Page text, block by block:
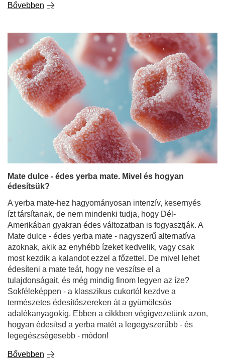
Bővebben
Mate dulce - édes yerba mate. Mivel és hogyan
édesítsük?
A yerba mate-hez hagyományosan intenzív, kesernyés
ízt társítanak, de nem mindenki tudja, hogy Dél-
Amerikában gyakran édes változatban is fogyasztják. A
Mate dulce - édes yerba mate - nagyszerű alternatíva
azoknak, akik az enyhébb ízeket kedvelik, vagy csak
most kezdik a kalandot ezzel a főzettel. De mivel lehet
édesíteni a mate teát, hogy ne veszítse el a
tulajdonságait, és még mindig finom legyen az íze?
Sokféleképpen - a klasszikus cukortól kezdve a
természetes édesítőszereken át a gyümölcsös
adalékanyagokig. Ebben a cikkben végigvezetünk azon,
hogyan édesítsd a yerba matét a legegyszerűbb - és
legegészségesebb - módon!
Bővebben